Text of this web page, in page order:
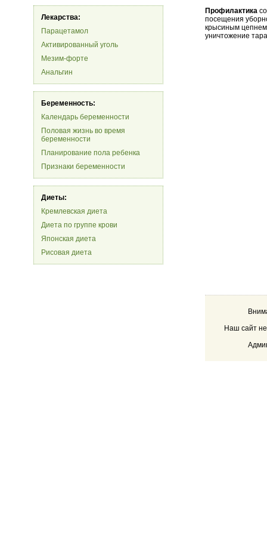
Лекарства:
Парацетамол
Активированный уголь
Мезим-форте
Анальгин
Беременность:
Календарь беременности
Половая жизнь во время
беременности
Планирование пола ребенка
Признаки беременности
Диеты:
Кремлевская диета
Диета по группе крови
Японская диета
Рисовая диета
Профилактика
посещения
крысиным
уничтожение
Наш сайт